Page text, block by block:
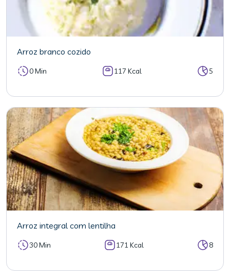
Arroz branco cozido
0 Min 117 Kcal 5
Arroz integral com lentilha
30 Min 171 Kcal 8